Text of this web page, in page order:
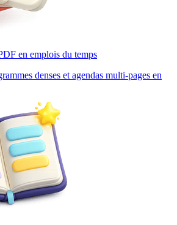
en emplois du temps
denses et agendas multi-pages en